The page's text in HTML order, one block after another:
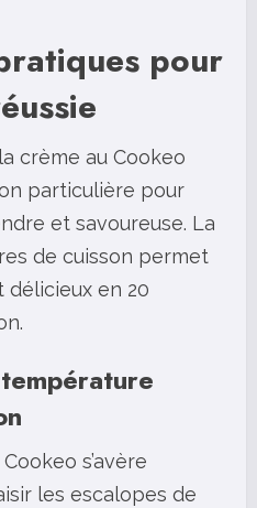
pour
crème au Cookeo
particulière pour
et savoureuse. La
de cuisson permet
délicieux en 20
s’avère
les escalopes de